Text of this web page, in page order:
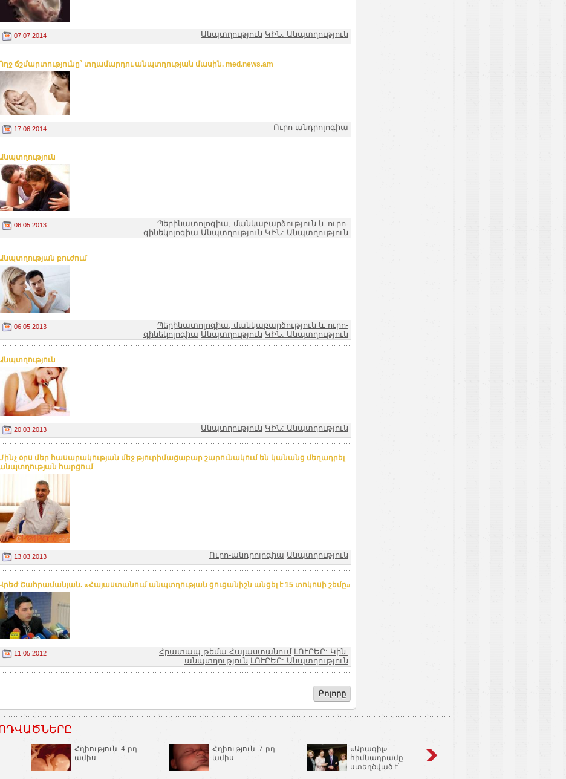
07.07.2014 Անպտղություն ԿԻՆ: Անպտղություն
ճշմարտությունը` տղամարդու անպտղության մասին. med.news.am
17.06.2014 Ուրո-անդրոլոգիա
06.05.2013
Պերինատոլոգիա, մանկաբարձություն և ուրո-
գինեկոլոգիա Անպտղություն ԿԻՆ: Անպտղություն
բուժում
06.05.2013
Պերինատոլոգիա, մանկաբարձություն և ուրո-
գինեկոլոգիա Անպտղություն ԿԻՆ: Անպտղություն
20.03.2013 Անպտղություն ԿԻՆ: Անպտղություն
օրս մեր հասարակության մեջ թյուրիմացաբար շարունակում են կանանց մեղադրել
հարցում
13.03.2013 Ուրո-անդրոլոգիա Անպտղություն
Շահրամանյան. «Հայաստանում անպտղության ցուցանիշն անցել է 15 տոկոսի շեմը»
11.05.2012 Հրատապ թեմա Հայաստանում ԼՈՒՐԵՐ: Կին.
անպտղություն ԼՈՒՐԵՐ: Անպտղություն
Բոլորը
Հղիություն. 4-րդ
ամիս
Հղիություն. 7-րդ
ամիս
«Արագիլ»
հիմնադրամը
ստեղծված է՝